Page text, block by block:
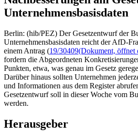
Unternehmensbasisdaten
Berlin: (hib/PEZ) Der Gesetzentwurf der
Unternehmensbasisdaten reicht der AfD-
einem Antrag (19/30409(Dokument, öffnet
fordern die Abgeordneten
Punkten, etwa, was genau im Gesetz
Darüber hinaus sollten Unternehmen
und Informationen aus dem Register
Gesetzentwurf soll in dieser Woche vom
werden.
Herausgeber